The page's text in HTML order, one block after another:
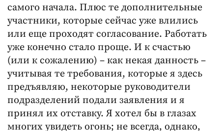
самого начала. Плюс те дополнительные
участники, которые сейчас уже влились
или еще проходят согласование. Работать
уже конечно стало проще. И к счастью
(или к сожалению) – как некая данность –
учитывая те требования, которые я здесь
предъявляю, некоторые руководители
подразделений подали заявления и я
принял их отставку. Я хотел бы в глазах
многих увидеть огонь; не всегда, однако,